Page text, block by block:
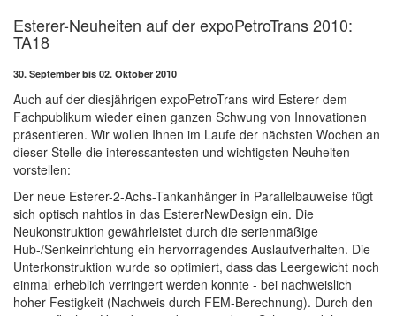
Esterer-Neuheiten auf der expoPetroTrans 2010:
TA18
30. September bis 02. Oktober 2010
Auch auf der diesjährigen expoPetroTrans wird Esterer dem
Fachpublikum wieder einen ganzen Schwung von Innovationen
präsentieren. Wir wollen Ihnen im Laufe der nächsten Wochen an
dieser Stelle die interessantesten und wichtigsten Neuheiten
vorstellen:
Der neue Esterer-2-Achs-Tankanhänger in Parallelbauweise fügt
sich optisch nahtlos in das EstererNewDesign ein. Die
Neukonstruktion gewährleistet durch die serienmäßige
Hub-/Senkeinrichtung ein hervorragendes Auslaufverhalten. Die
Unterkonstruktion wurde so optimiert, dass das Leergewicht noch
einmal erheblich verringert werden konnte - bei nachweislich
hoher Festigkeit (Nachweis durch FEM-Berechnung). Durch den